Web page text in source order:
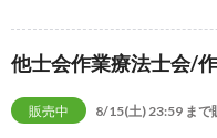
他士会作業療法士会/
販売中 8/15(土) 23:59 まで